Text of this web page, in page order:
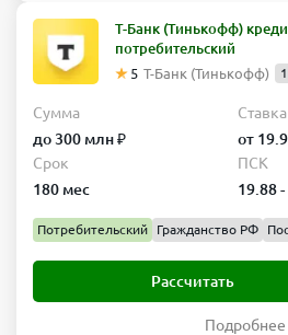
Т-Банк (Тинькофф)
потребительский
5 Т-Банк (Тинькофф)
Сумма
до 300 млн ₽
Ставка
от
Срок
180 мес
ПСК
19.88
Потребительский Гражданство РФ
Рассчитать
Подробнее